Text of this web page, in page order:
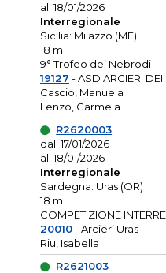
al: 18/01/2026
Interregionale
Sicilia: Milazzo (ME)
18 m
9° Trofeo dei Nebrodi
19127 - ASD ARCIERI
Cascio, Manuela
Lenzo, Carmela
R2620003
dal: 17/01/2026
al: 18/01/2026
Interregionale
Sardegna: Uras (OR)
18 m
COMPETIZIONE
20010- Arcieri Uras
Riu, Isabella
R2621003